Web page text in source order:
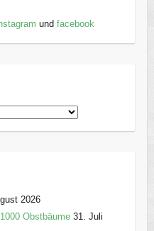
und facebook
2026
Obstbäume 31. Juli